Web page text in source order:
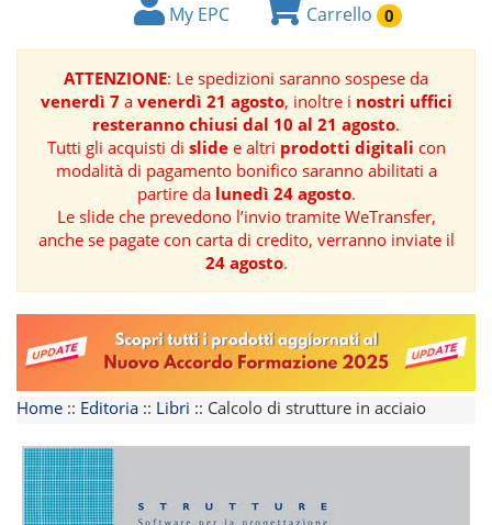
BOOK
RIVISTE
MANUALISTICA
SOFTWARE
TEMATICHE
My EPC Carrello 0
ATTENZIONE: Le spedizioni saranno sospese da
venerdì 7a venerdì 21 agosto, inoltre i nostri uffici
resteranno chiusi dal 10 al 21 agosto.
Tutti gli acquisti di slidee altri prodotti digitali con
modalità di pagamento bonifico saranno abilitati a
partire da lunedì 24 agosto.
Le slide che prevedono l’invio tramite WeTransfer,
anche se pagate con carta di credito, verranno inviate il
24 agosto.
Home :: Editoria :: Libri :: Calcolo di strutture in acciaio